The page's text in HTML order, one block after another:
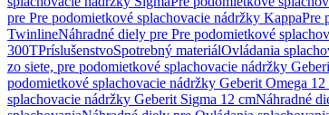
pre Pre podomietkové splachovacie nádržky KappaPre
TwinlineNáhradné diely pre Pre podomietkové
300TPríslušenstvoSpotrebný materiálOvládania
zo siete, pre podomietkové splachovacie nádržky
podomietkové splachovacie nádržky Geberit Omega 12
splachovacie nádržky Geberit Sigma 12 cmNáhradné